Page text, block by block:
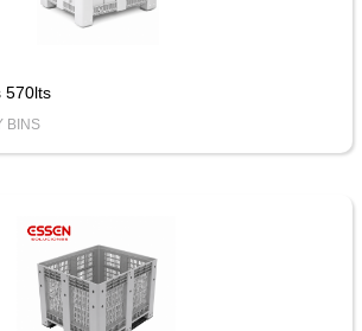
570lts
BINS